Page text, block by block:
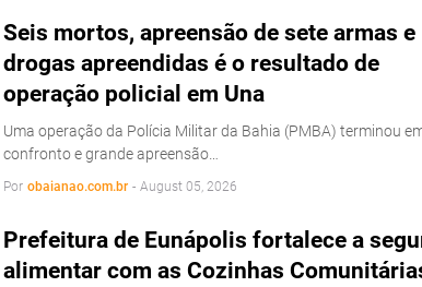
Seis mortos, apreensão de sete armas e
drogas apreendidas é o resultado de
operação policial em Una
Uma operação da Polícia Militar da Bahia (PMBA) terminou
confronto e grande apreensão…
Por obaianao.com.br - August 05, 2026
Prefeitura de Eunápolis fortalece a
alimentar com as Cozinhas